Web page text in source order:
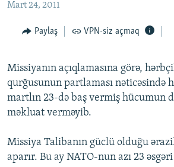
naviqasiyaya
Axtarışa
KORRUPSIOMETR
#ƏSLINDƏ
QANUNI DOĞRU
ARAŞDIRMA
MULTIMEDIA
FOTOQALEREYA
RADIO ARXIV
OXU ZALI
HAQQIMIZDA
Mart 24, 2011
Paylaş VPN-siz açmaq
Missiyanın açıqlamasına görə,
qurğusunun partlaması nəticəsində
martlın 23-də baş vermiş hücumun
məkluat verməyib.
Missiya Talibanın güclü olduğu
aparır. Bu ay NATO-nun azı 23